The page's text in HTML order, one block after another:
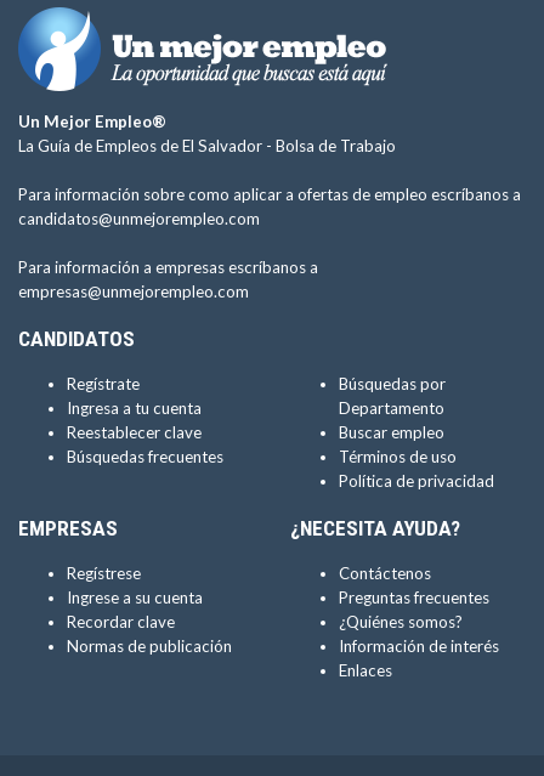
Un Mejor Empleo®
La Guía de Empleos de El Salvador - Bolsa de Trabajo
Para información sobre como aplicar a ofertas de empleo escríbanos a
candidatos@unmejorempleo.com
Para información a empresas escríbanos a
empresas@unmejorempleo.com
CANDIDATOS
Regístrate
Ingresa a tu cuenta
Reestablecer clave
Búsquedas frecuentes
Búsquedas por
Departamento
Buscar empleo
Términos de uso
Política de privacidad
EMPRESAS
Regístrese
Ingrese a su cuenta
Recordar clave
Normas de publicación
¿NECESITA AYUDA?
Contáctenos
Preguntas frecuentes
¿Quiénes somos?
Información de interés
Enlaces